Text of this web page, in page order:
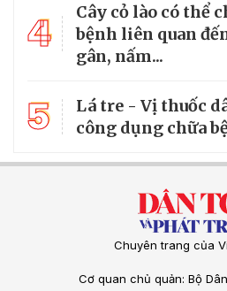
4
Cây cỏ lào có thể
bệnh liên quan
gân, nấm...
5
Lá tre - Vị thuốc
công dụng chữa
Chuyên trang của
Cơ quan chủ quản: Bộ